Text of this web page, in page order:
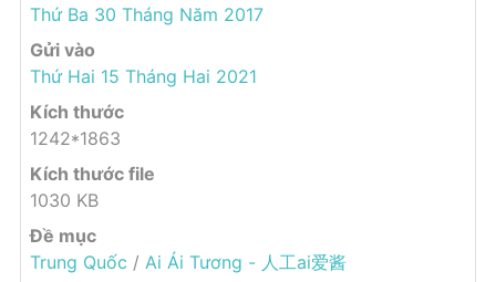
Thứ Ba 30 Tháng Năm 2017
Gửi vào
Thứ Hai 15 Tháng Hai 2021
Kích thước
1242*1863
Kích thước file
1030 KB
Đề mục
Trung Quốc / Ai Ái Tương - 人工ai爱酱